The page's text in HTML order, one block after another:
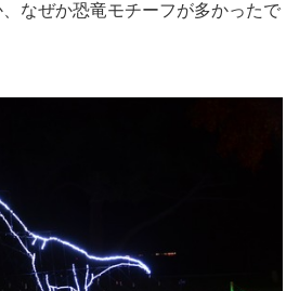
なぜか恐竜モチーフが多かったで